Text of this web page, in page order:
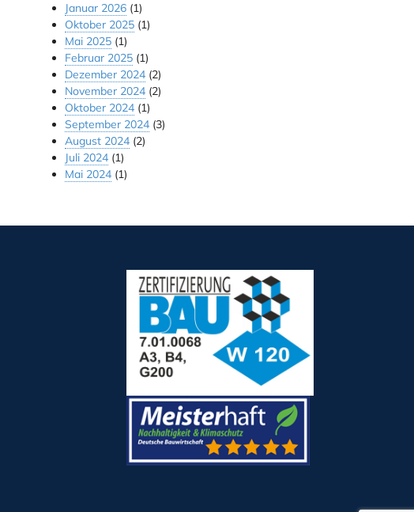
Januar 2026 (1)
Oktober 2025 (1)
Mai 2025 (1)
Februar 2025 (1)
Dezember 2024 (2)
November 2024 (2)
Oktober 2024 (1)
September 2024 (3)
August 2024 (2)
Juli 2024 (1)
Mai 2024 (1)